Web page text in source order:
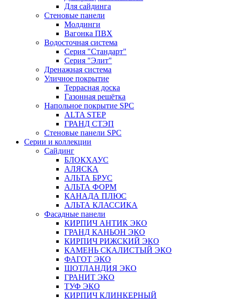
Для сайдинга
Стеновые панели
Молдинги
Вагонка ПВХ
Водосточная система
Серия "Стандарт"
Серия "Элит"
Дренажная система
Уличное покрытие
Террасная доска
Газонная решётка
Напольное покрытие SPC
ALTA STEP
ГРАНД СТЭП
Стеновые панели SPC
Серии и коллекции
Сайдинг
БЛОКХАУС
АЛЯСКА
АЛЬТА БРУС
АЛЬТА ФОРМ
КАНАДА ПЛЮС
АЛЬТА КЛАССИКА
Фасадные панели
КИРПИЧ АНТИК ЭКО
ГРАНД КАНЬОН ЭКО
КИРПИЧ РИЖСКИЙ ЭКО
КАМЕНЬ СКАЛИСТЫЙ ЭКО
ФАГОТ ЭКО
ШОТЛАНДИЯ ЭКО
ГРАНИТ ЭКО
ТУФ ЭКО
КИРПИЧ КЛИНКЕРНЫЙ